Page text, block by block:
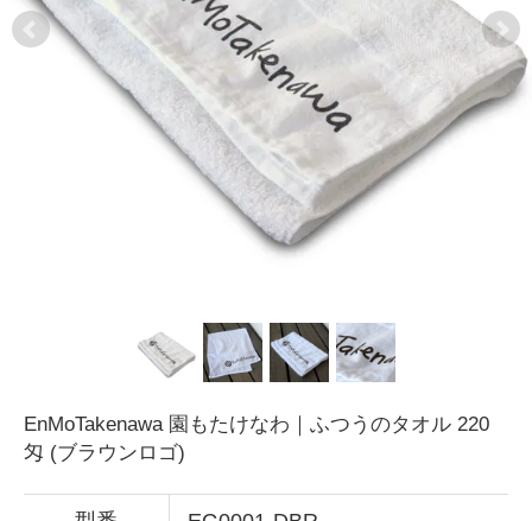
EnMoTakenawa 園もたけなわ｜ふつうのタオル 220
匁 (ブラウンロゴ)